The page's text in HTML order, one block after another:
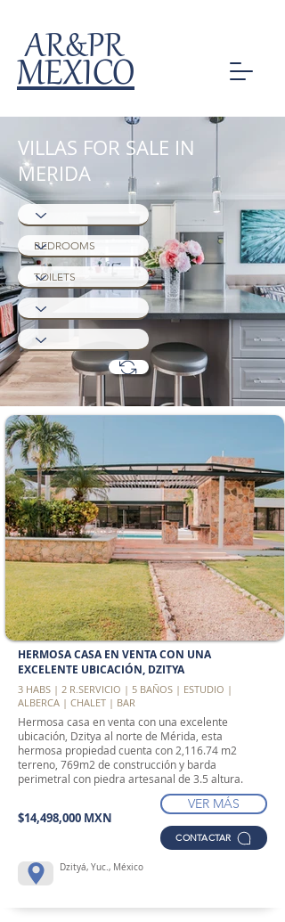
MEXICO
AR&PR
VILLAS FOR SALE IN
MERIDA
HERMOSA CASA EN VENTA CON UNA
EXCELENTE UBICACIÓN, DZITYA
3 HABS | 2 R.SERVICIO | 5 BAÑOS | ESTUDIO |
ALBERCA | CHALET | BAR
Hermosa casa en venta con una excelente
ubicación, Dzitya al norte de Mérida, esta
hermosa propiedad cuenta con 2,116.74 m2
terreno, 769m2 de construcción y barda
perimetral con piedra artesanal de 3.5 altura.
$14,498,000 MXN
VER MÁS
CONTACTAR
Dzityá, Yuc., México